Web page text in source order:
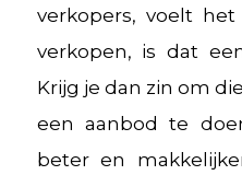
verkopers, voelt
verkopen, is dat
Krijg je dan zin om
een aanbod te
beter en